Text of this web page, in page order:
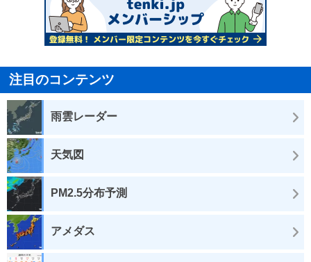
注目のコンテンツ
雨雲レーダー
天気図
PM2.5分布予測
アメダス